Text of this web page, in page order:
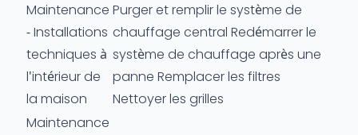
Maintenance
- Installations
techniques à
l'intérieur de
la maison
Purger et remplir le système de
chauffage central Redémarrer le
système de chauffage après une
panne Remplacer les filtres
Nettoyer les grilles
Maintenance